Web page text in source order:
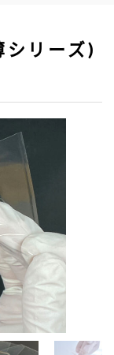
シリーズ)